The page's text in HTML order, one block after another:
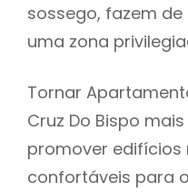
sossego, fazem de
uma zona
Tornar
Cruz Do Bispo
promover edifícios
confortáveis para